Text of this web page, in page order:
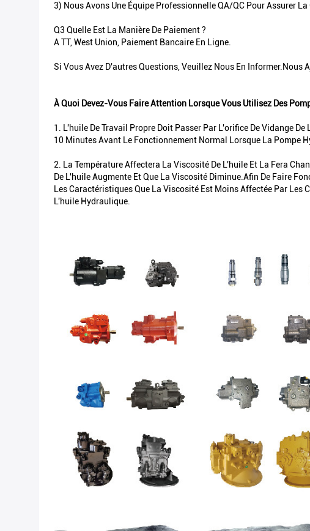
3) Nous Avons Une Équipe Professionnelle QA/QC Pour Assurer La
Q3 Quelle Est La Manière De Paiement ?
A TT, West Union, Paiement Bancaire En Ligne.
Si Vous Avez D'autres Questions, Veuillez Nous En Informer.Nous
À Quoi Devez-Vous Faire Attention Lorsque Vous Utilisez Des
1. L'huile De Travail Propre Doit Passer Par L'orifice De Vidange
10 Minutes Avant Le Fonctionnement Normal Lorsque La Pompe
2. La Température Affectera La Viscosité De L'huile Et La Fera
De L'huile Augmente Et Que La Viscosité Diminue.Afin De Faire
Les Caractéristiques Que La Viscosité Est Moins Affectée Par
L'huile Hydraulique.